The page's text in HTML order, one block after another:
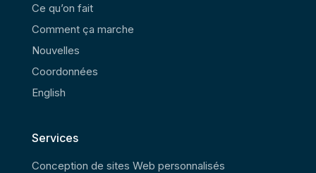
Ce qu’on fait
Comment ça marche
Nouvelles
Coordonnées
English
Services
Conception de sites Web personnalisés